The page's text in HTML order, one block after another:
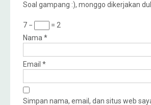
Soal gampang :), monggo dikerjakan
7 −
= 2
Nama*
Email *
Simpan nama, email, dan situs web